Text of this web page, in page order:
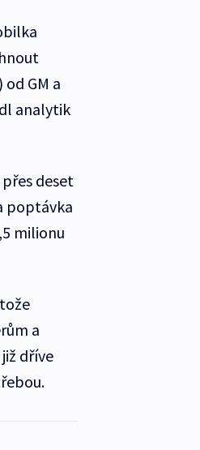
GM a
analytik
deset
poptávka
milionu
a
dříve